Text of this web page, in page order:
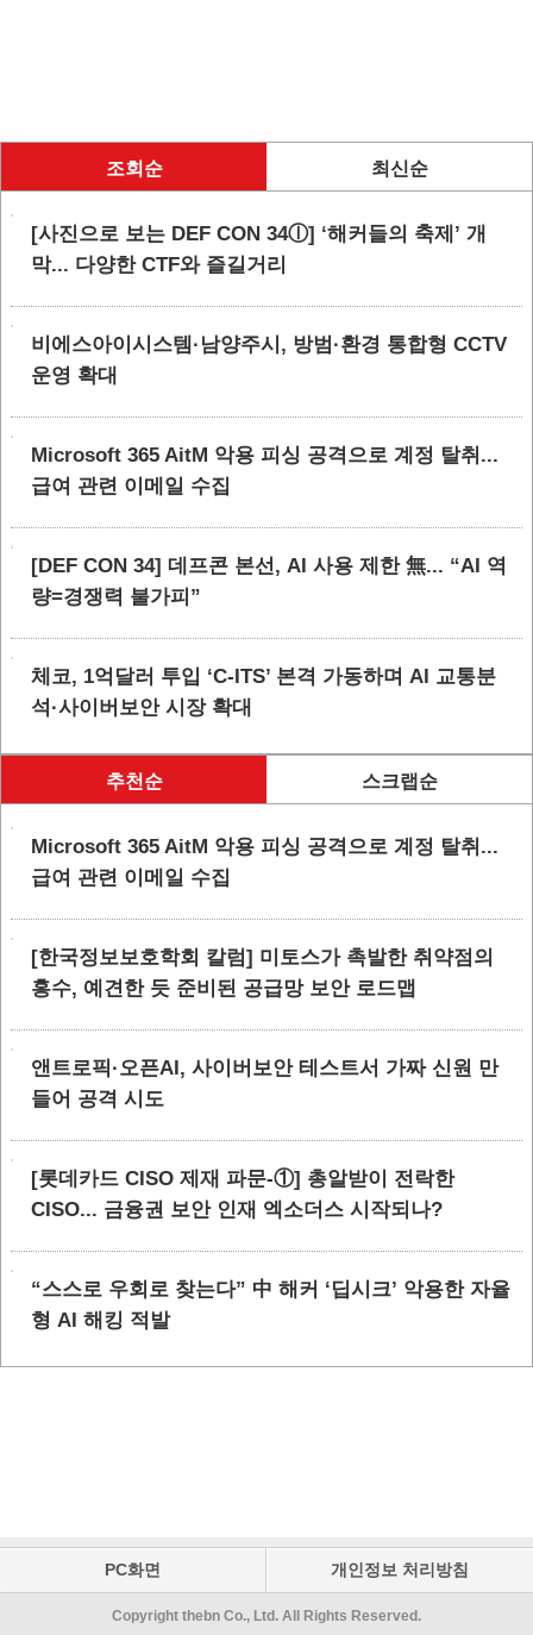
조회순 최신순
[사진으로 보는 DEF CON 34ⓛ] ‘해커들의 축제’ 개
막... 다양한 CTF와 즐길거리
비에스아이시스템·남양주시, 방범·환경 통합형 CCTV
운영 확대
Microsoft 365 AitM 악용 피싱 공격으로 계정 탈취...
급여 관련 이메일 수집
[DEF CON 34] 데프콘 본선, AI 사용 제한 無... “AI 역
량=경쟁력 불가피”
체코, 1억달러 투입 ‘C-ITS’ 본격 가동하며 AI 교통분
석·사이버보안 시장 확대
추천순 스크랩순
Microsoft 365 AitM 악용 피싱 공격으로 계정 탈취...
급여 관련 이메일 수집
[한국정보보호학회 칼럼] 미토스가 촉발한 취약점의
홍수, 예견한 듯 준비된 공급망 보안 로드맵
앤트로픽·오픈AI, 사이버보안 테스트서 가짜 신원 만
들어 공격 시도
[롯데카드 CISO 제재 파문-①] 총알받이 전락한
CISO... 금융권 보안 인재 엑소더스 시작되나?
“스스로 우회로 찾는다” 中 해커 ‘딥시크’ 악용한 자율
형 AI 해킹 적발
PC화면 개인정보 처리방침
Copyright thebn Co., Ltd. All Rights Reserved.